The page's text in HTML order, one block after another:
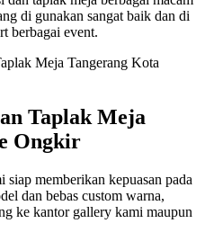
di gunakan sangat baik dan di
berbagai event.
Taplak Meja
Ongkir
memberikan kepuasan pada
dan bebas custom warna,
ke kantor gallery kami maupun